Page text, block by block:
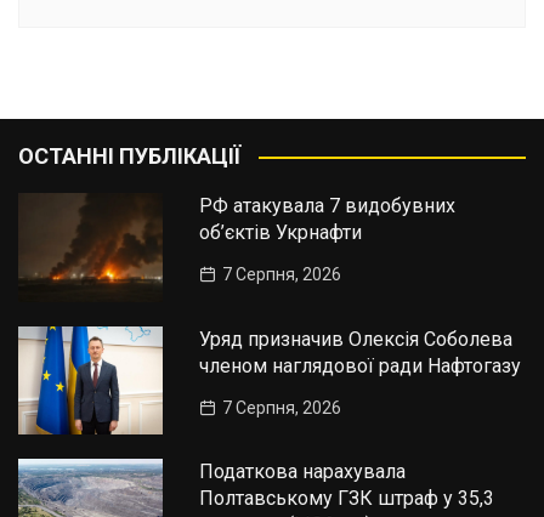
ОСТАННІ ПУБЛІКАЦІЇ
РФ атакувала 7 видобувних
об’єктів Укрнафти
7 Серпня, 2026
Уряд призначив Олексія Соболева
членом наглядової ради Нафтогазу
7 Серпня, 2026
Податкова нарахувала
Полтавському ГЗК штраф у 35,3